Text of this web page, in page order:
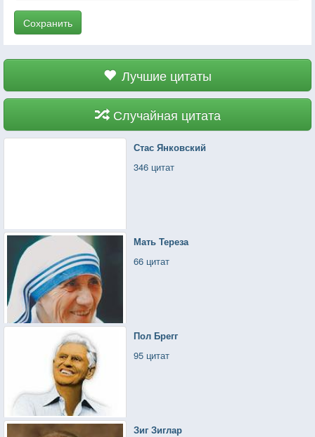
Сохранить
Лучшие цитаты
Случайная цитата
Стас Янковский
346 цитат
Мать Тереза
66 цитат
Пол Брегг
95 цитат
Зиг Зиглар